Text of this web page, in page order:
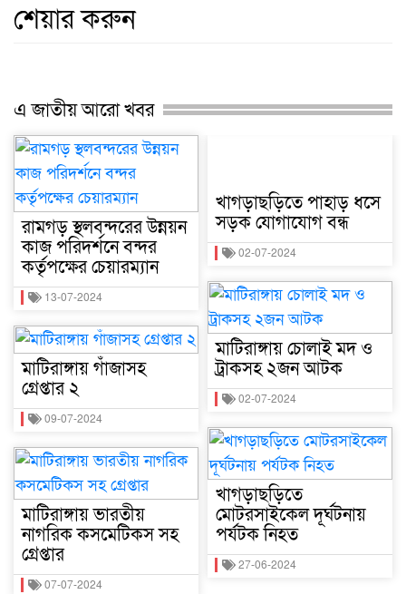
শেয়ার করুন
এ জাতীয় আরো খবর
রামগড় স্থলবন্দরের উন্নয়ন
কাজ পরিদর্শনে বন্দর
কর্তৃপক্ষের চেয়ারম্যান
13-07-2024
মাটিরাঙ্গায় গাঁজাসহ
গ্রেপ্তার ২
09-07-2024
মাটিরাঙ্গায় ভারতীয়
নাগরিক কসমেটিকস সহ
গ্রেপ্তার
07-07-2024
খাগড়াছড়িতে পাহাড় ধসে
সড়ক যোগাযোগ বন্ধ
02-07-2024
মাটিরাঙ্গায় চোলাই মদ ও
ট্রাকসহ ২জন আটক
02-07-2024
খাগড়াছড়িতে
মোটরসাইকেল দূর্ঘটনায়
পর্যটক নিহত
27-06-2024